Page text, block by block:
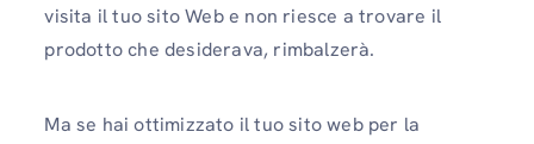
visita il tuo sito Web e non riesce a trovare il
prodotto che desiderava, rimbalzerà.
Ma se hai ottimizzato il tuo sito web per la